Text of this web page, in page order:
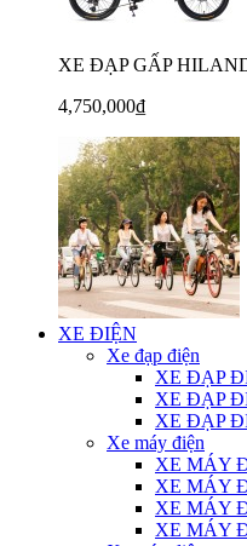
XE ĐẠP GẤP
4,750,000₫
XE ĐIỆN
Xe đạp điện
XE ĐẠP
XE ĐẠP
XE ĐẠP
Xe máy điện
XE MÁY
XE MÁY
XE MÁY
XE MÁY